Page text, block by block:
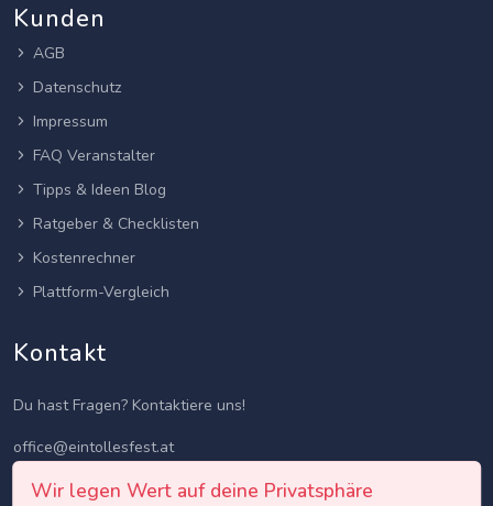
Kunden
AGB
Datenschutz
Impressum
FAQ Veranstalter
Tipps & Ideen Blog
Ratgeber & Checklisten
Kostenrechner
Plattform-Vergleich
Kontakt
Du hast Fragen? Kontaktiere uns!
office@eintollesfest.at
Wir legen Wert auf deine Privatsphäre